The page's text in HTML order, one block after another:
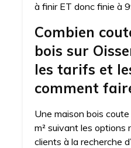
à finir ET donc finie à
Combien
bois sur
les tarifs et
comment
Une maison bois
m² suivant les options
clients à la recherche